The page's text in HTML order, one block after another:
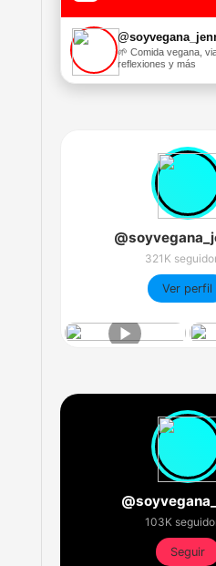
🌱 Comida vegana,
reflexiones y más
321K
Ver perfil
103K
Seguir